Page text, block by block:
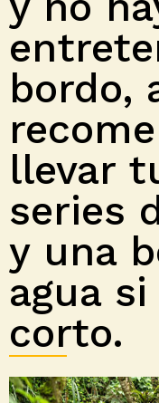
bordo,
llevar
series
y una
agua
corto.